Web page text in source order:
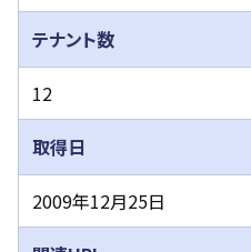
テナント数
12
取得⽇
2009年12月25日